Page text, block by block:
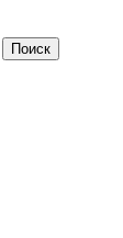
Поиск